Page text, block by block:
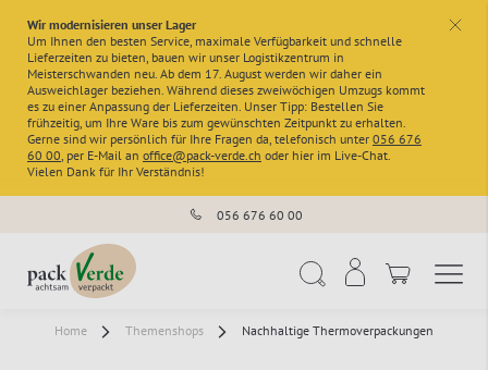
x
Wir modernisieren unser Lager
Um Ihnen den besten Service, maximale Verfügbarkeit und schnelle
Lieferzeiten zu bieten, bauen wir unser Logistikzentrum in
Meisterschwanden neu. Ab dem 17. August werden wir daher ein
Ausweichlager beziehen. Während dieses zweiwöchigen Umzugs kommt
es zu einer Anpassung der Lieferzeiten. Unser Tipp: Bestellen Sie
frühzeitig, um Ihre Ware bis zum gewünschten Zeitpunkt zu erhalten.
Gerne sind wir persönlich für Ihre Fragen da, telefonisch unter 056 676
60 00, per E-Mail an office@pack-verde.ch oder hier im Live-Chat.
Vielen Dank für Ihr Verständnis!
056 676 60 00
Home Themenshops Nachhaltige Thermoverpackungen